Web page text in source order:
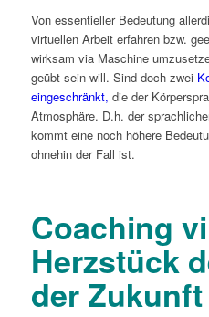
Von essentieller Bedeutung
virtuellen Arbeit erfahren bzw.
wirksam via Maschine
geübt sein will. Sind doch zwei
eingeschränkt, die der
Atmosphäre. D.h. der
kommt eine noch höhere
ohnehin der Fall ist.
Coaching
Herzstück
der Zukunft